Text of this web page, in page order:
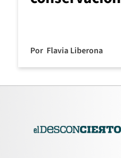
Por Flavia Liberona